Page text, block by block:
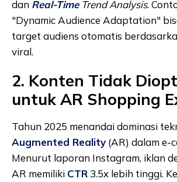
dan Real-TimeTrend Analysis.
"Dynamic Audience Adaptation"
target audiens otomatis
viral.
2. Konten Tidak
untuk AR Shopping
Tahun 2025 menandai dominasi
Augmented Reality (AR) dalam e-
Menurut laporan Instagram, iklan
AR memiliki CTR 3.5x lebih tinggi.